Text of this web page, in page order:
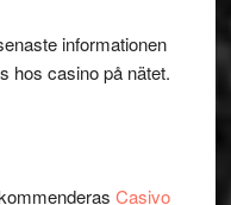
informationen
hos casino på nätet.
Casivo